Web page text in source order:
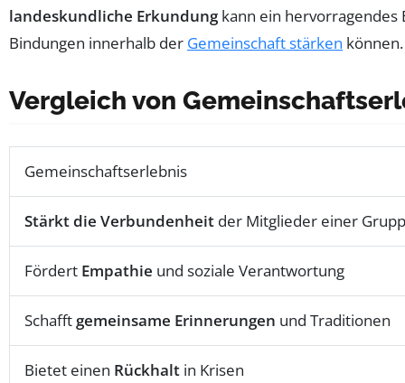
landeskundliche Erkundungkann ein hervorragendes
Bindungen innerhalb der Gemeinschaft stärken können.
Vergleich von
Gemeinschaftserlebnis
Stärkt die Verbundenheit der Mitglieder einer
Fördert Empathie und soziale Verantwortung
Schafft gemeinsame Erinnerungen und Traditionen
Bietet einen Rückhalt in Krisen